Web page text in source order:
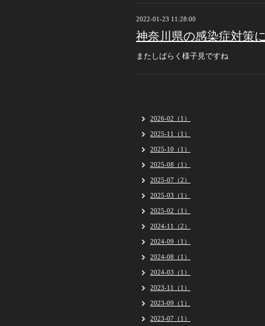
2022-01-23 11:28:00
神奈川県の感染症対策
またしばらく様子見ですね
2026-02（1）
2025-11（1）
2025-10（1）
2025-08（1）
2025-07（2）
2025-03（1）
2025-02（1）
2024-11（2）
2024-09（1）
2024-08（1）
2024-03（1）
2023-11（1）
2023-09（1）
2023-07（1）